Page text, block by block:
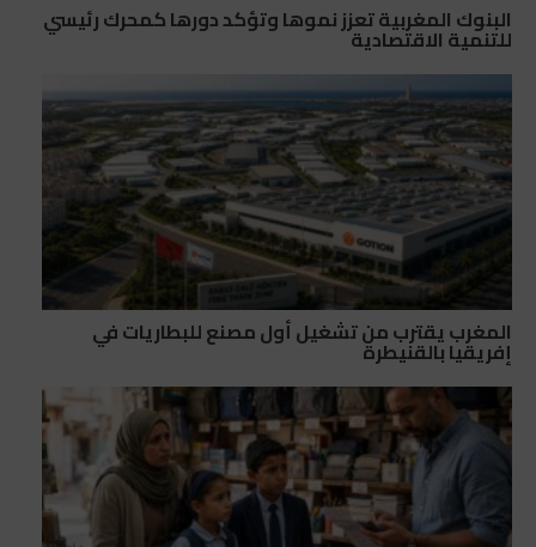
البنوك المغربية تعزز نموها وتؤكد دورها كمحرك رئيسي
للتنمية الاقتصادية
المغرب يقترب من تشغيل أول مصنع للبطاريات في
إفريقيا بالقنيطرة